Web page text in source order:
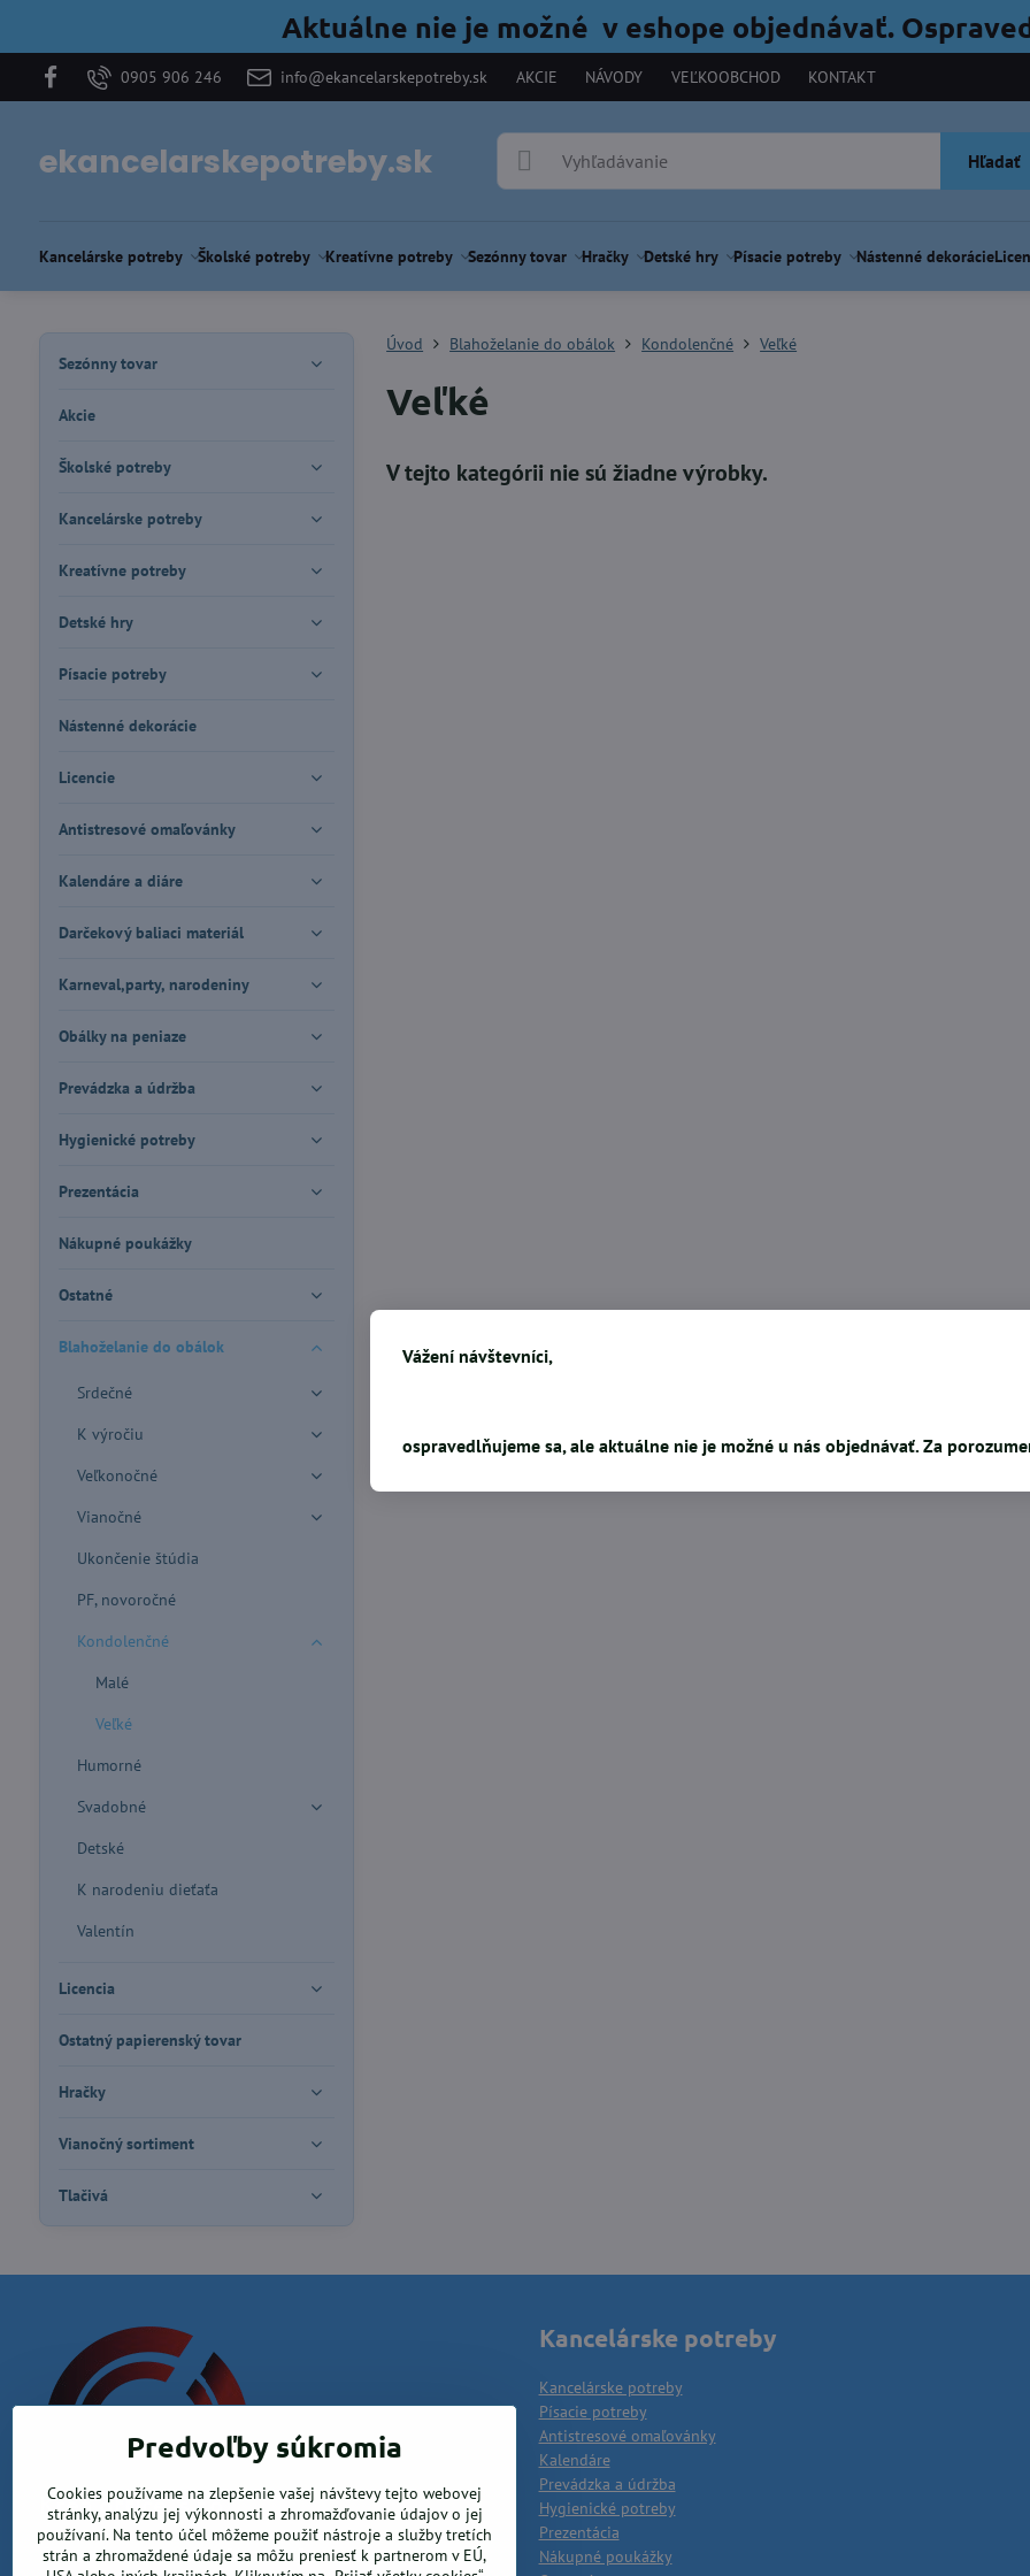
Aktuálne nie je možné v eshope objednávať.
0905 906 246 info@ekancelarskepotreby.sk AKCIE NÁVODY VEĽKOOBCHOD KONTAKT
ekancelarskepotreby.sk Hľadať
Kancelárske potreby Školské potreby Kreatívne potreby Sezónny tovar Hračky Detské hry Písacie potreby Nástenné dekorácie
Úvod Blahoželanie do obálok Kondolenčné Veľké
Veľké
Sezónny tovar
Akcie
Školské potreby
Kancelárske potreby
Kreatívne potreby
Detské hry
Písacie potreby
Nástenné dekorácie
Licencie
Antistresové omaľovánky
Kalendáre a diáre
Darčekový baliaci materiál
Karneval,party, narodeniny
Obálky na peniaze
Prevádzka a údržba
Hygienické potreby
Prezentácia
Nákupné poukážky
Ostatné
Blahoželanie do obálok
Srdečné
K výročiu
Veľkonočné
Vianočné
Ukončenie štúdia
PF, novoročné
Kondolenčné
Malé
Veľké
Humorné
Svadobné
Detské
K narodeniu dieťaťa
Valentín
Licencia
Ostatný papierenský tovar
Hračky
Vianočný sortiment
Tlačivá
Krea office, s.r.o.
Kamenica nad Hronom 526, 94365 Kamenica nad Hronom
Kancelárske potreby
Kancelárske potreby
Písacie potreby
Antistresové omaľovánky
Kalendáre
Prevádzka a údržba
Hygienické potreby
Prezentácia
Nákupné poukážky
Predvoľby súkromia
Cookies používame na zlepšenie vašej návštevy tejto webovej
stránky, analýzu jej výkonnosti a zhromažďovanie údajov o jej
používaní. Na tento účel môžeme použiť nástroje a služby tretích
strán a zhromaždené údaje sa môžu preniesť k partnerom v EÚ,
Vážení návštevníci,
ospravedlňujeme sa, ale aktuálne nie je možné u nás objednávať. Za